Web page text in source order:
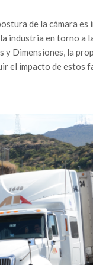
de la cámara
industria en torno a
Dimensiones, la
el impacto de estos